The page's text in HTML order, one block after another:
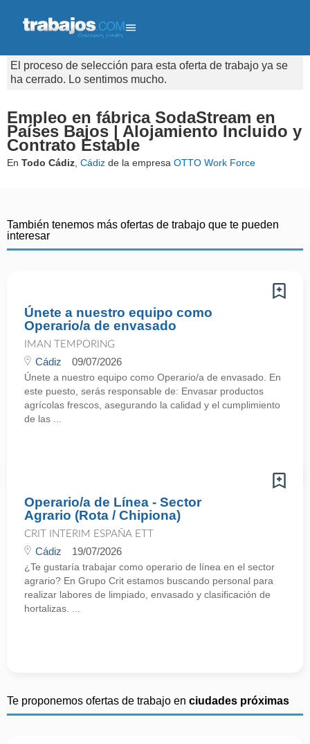
El proceso de selección para esta oferta de trabajo ya se
ha cerrado. Lo sentimos mucho.
Empleo en fábrica SodaStream en
Países Bajos | Alojamiento Incluido y
Contrato Estable
En Todo Cádiz Cádiz de la empresa OTTO Work Force
También tenemos más ofertas de trabajo que te pueden
interesar
Únete a nuestro equipo como
Operario/a de envasado
IMAN TEMPORING
Cádiz 09/07/2026
Únete a nuestro equipo como Operario/a de envasado. En
este puesto, serás responsable de: Envasar productos
agrícolas frescos, asegurando la calidad y el cumplimiento
de las ...
Operario/a de Línea - Sector
Agrario (Rota / Chipiona)
CRIT INTERIM ESPAÑA ETT
Cádiz 19/07/2026
¿Te gustaría trabajar como operario de línea en el sector
agrario? En Grupo Crit estamos buscando personal para
realizar labores de limpiado, envasado y clasificación de
hortalizas. ...
Te proponemos ofertas de trabajo en ciudades próximas